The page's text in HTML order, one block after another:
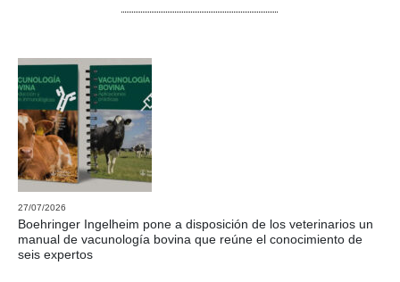
27/07/2026
Boehringer Ingelheim pone a disposición de los veterinarios un
manual de vacunología bovina que reúne el conocimiento de
seis expertos